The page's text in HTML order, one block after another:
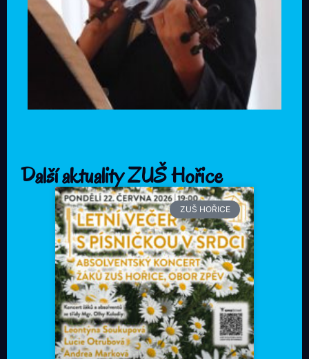
Další aktuality ZUŠ Hořice
ZUŠ HOŘICE